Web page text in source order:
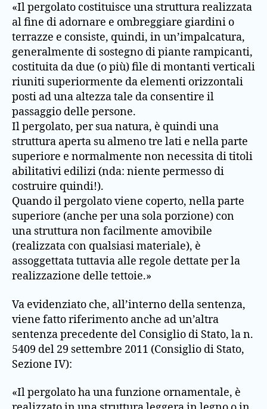
«Il pergolato costituisce una struttura realizzata
al fine di adornare e ombreggiare giardini o
terrazze e consiste, quindi, in un’impalcatura,
generalmente di sostegno di piante rampicanti,
costituita da due (o più) file di montanti verticali
riuniti superiormente da elementi orizzontali
posti ad una altezza tale da consentire il
passaggio delle persone.
Il pergolato, per sua natura, è quindi una
struttura aperta su almeno tre lati e nella parte
superiore e normalmente non necessita di titoli
abilitativi edilizi (nda: niente permesso di
costruire quindi!).
Quando il pergolato viene coperto, nella parte
superiore (anche per una sola porzione) con
una struttura non facilmente amovibile
(realizzata con qualsiasi materiale), è
assoggettata tuttavia alle regole dettate per la
realizzazione delle tettoie.»
Va evidenziato che, all’interno della sentenza,
viene fatto riferimento anche ad un’altra
sentenza precedente del Consiglio di Stato, la n.
5409 del 29 settembre 2011 (Consiglio di Stato,
Sezione IV):
«Il pergolato ha una funzione ornamentale, è